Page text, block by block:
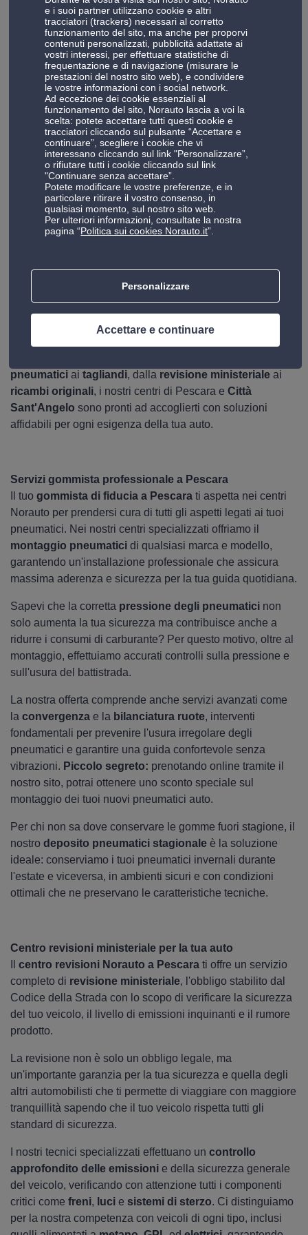
Barre portatutto
Se scegli di acquistare un portabici da tetto,
l’acquisto di barre portatutto (barre da tetto) è
indispensabile. In realtà, non solo per
agganciare il portabici auto ma anche per
portasci e box da tetto.
Vedi tutto
Box da tetto
Per ottenere ulteriore spazio per il trasporto dei
tuoi bagagli in vista di lunghi viaggi può portare
utile un box da tetto. Questo offre spazio
sufficiente per bagagli, attrezzatura da sci e
oggetti ingombranti.
Vedi tutto
possa occuparsi della tua vettura a 360 gradi? Norauto ti
pneumatici ai tagliandi, dalla revisione ministeriale ai
ricambi originali, i nostri centri di Pescara e Città
Sant'Angelo sono pronti ad accoglierti con soluzioni
affidabili per ogni esigenza della tua auto.
Servizi gommista professionale a Pescara
Il tuo gommista di fiducia a Pescara ti aspetta nei centri
Norauto per prendersi cura di tutti gli aspetti legati ai tuoi
pneumatici. Nei nostri centri specializzati offriamo il
montaggio pneumatici di qualsiasi marca e modello,
garantendo un'installazione professionale che assicura
massima aderenza e sicurezza per la tua guida quotidiana.
Sapevi che la corretta pressione degli pneumatici non
solo aumenta la tua sicurezza ma contribuisce anche a
ridurre i consumi di carburante? Per questo motivo, oltre al
montaggio, effettuiamo accurati controlli sulla pressione e
sull'usura del battistrada.
La nostra offerta comprende anche servizi avanzati come
la convergenza e la bilanciatura ruote, interventi
fondamentali per prevenire l'usura irregolare degli
pneumatici e garantire una guida confortevole senza
vibrazioni. Piccolo segreto: prenotando online tramite il
nostro sito, potrai ottenere uno sconto speciale sul
montaggio dei tuoi nuovi pneumatici auto.
Per chi non sa dove conservare le gomme fuori stagione, il
nostro deposito pneumatici stagionale è la soluzione
ideale: conserviamo i tuoi pneumatici invernali durante
l'estate e viceversa, in ambienti sicuri e con condizioni
ottimali che ne preservano le caratteristiche tecniche.
Centro revisioni ministeriale per la tua auto
centro revisioni Norauto a Pescara ti offre un servizio
completo di revisione ministeriale, l'obbligo stabilito dal
Codice della Strada con lo scopo di verificare la sicurezza
del tuo veicolo, il livello di emissioni inquinanti e il rumore
prodotto.
La revisione non è solo un obbligo legale, ma
un'importante garanzia per la tua sicurezza e quella degli
altri automobilisti che ti permette di viaggiare con maggiore
tranquillità sapendo che il tuo veicolo rispetta tutti gli
standard di sicurezza.
I nostri tecnici specializzati effettuano un controllo
approfondito delle emissioni e della sicurezza generale
del veicolo, verificando con attenzione tutti i componenti
critici come freni, luci e sistemi di sterzo. Ci distinguiamo
per la nostra competenza con veicoli di ogni tipo, inclusi
e i suoi partner utilizzano cookie e altri
tracciatori (trackers) necessari al corretto
funzionamento del sito, ma anche per proporvi
contenuti personalizzati, pubblicità adattate ai
vostri interessi, per effettuare statistiche di
frequentazione e di navigazione (misurare le
prestazioni del nostro sito web), e condividere
le vostre informazioni con i social network.
Ad eccezione dei cookie essenziali al
funzionamento del sito, Norauto lascia a voi la
scelta: potete accettare tutti questi cookie e
tracciatori cliccando sul pulsante “Accettare e
continuare”, scegliere i cookie che vi
interessano cliccando sul link "Personalizzare”,
o rifiutare tutti i cookie cliccando sul link
"Continuare senza accettare”.
Potete modificare le vostre preferenze, e in
particolare ritirare il vostro consenso, in
qualsiasi momento, sul nostro sito web.
Per ulteriori informazioni, consultate la nostra
pagina “Politica sui cookies Norauto.it”.
Personalizzare
Accettare e continuare